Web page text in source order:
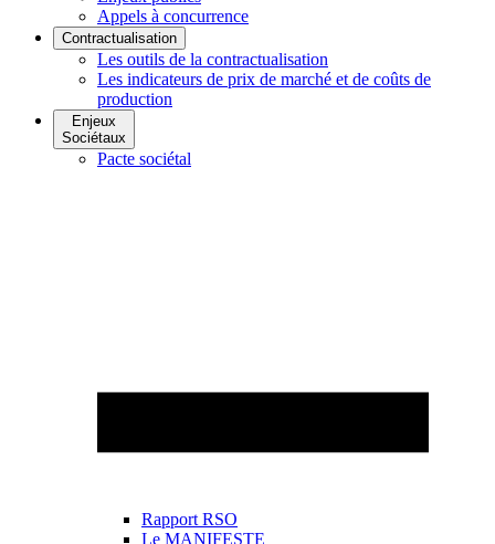
Appels à concurrence
Contractualisation
Les outils de la contractualisation
Les indicateurs de prix de marché et de coûts de
production
Enjeux
Sociétaux
Pacte sociétal
Rapport RSO
Le MANIFESTE